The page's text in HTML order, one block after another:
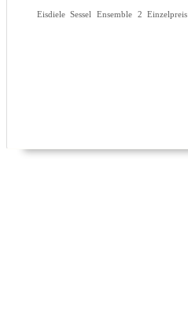
Eisdiele Sessel Ensemble 2